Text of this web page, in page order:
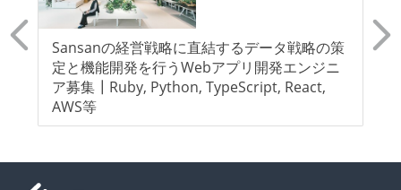
Sansanの経営戦略に直結するデータ戦略の策
定と機能開発を行うWebアプリ開発エンジニ
ア募集┃Ruby, Python, TypeScript, React,
AWS等